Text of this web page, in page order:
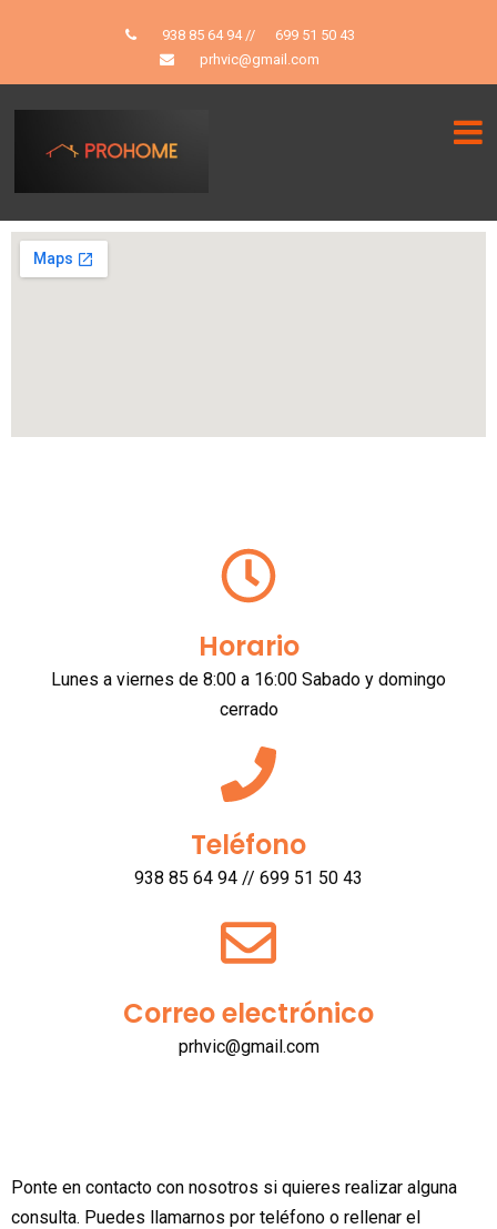
938 85 64 94//
699 51 50 43
prhvic@gmail.com
Horario
Lunes a viernes de 8:00 a 16:00 Sabado y domingo
cerrado
Teléfono
938 85 64 94 // 699 51 50 43
Correo electrónico
prhvic@gmail.com
Ponte en contacto con nosotros si quieres realizar alguna
consulta. Puedes llamarnos por teléfono o rellenar el